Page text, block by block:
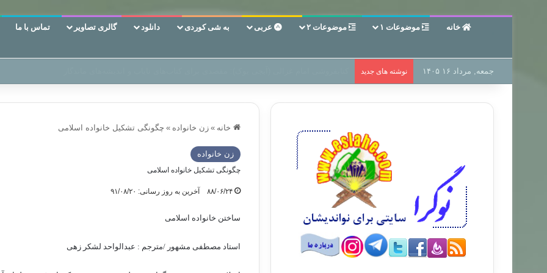
خانه موضوعات ۱ موضوعات ۲ عربی به شی کوردی دانلود گالری تصاویر تماس با ما
جمعه, مرداد ۱۶ ۱۴۰۵ نوشته های جدید
خانه » زن خانواده » چگونگی تشکیل خانواده اسلامی
زن خانواده
چگونگی تشکیل خانواده اسلامی
۸۸/۰۶/۲۴ آخرین به روز رسانی: ۹۱/۰۸/۲۰
ساختن خانواده اسلامی
استاد مصطفی مشهور /مترجم : عبدالواحد لشکر زهی